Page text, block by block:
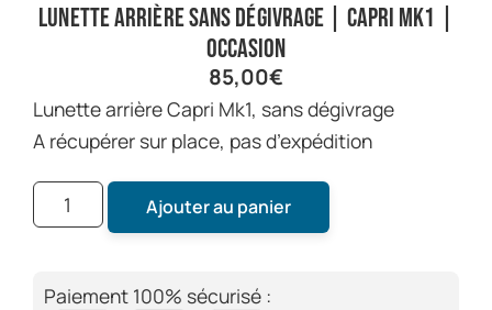
Lunette arrière sans dégivrage | Capri Mk1 |
Occasion
85,00€
Lunette arrière Capri Mk1, sans dégivrage
A récupérer sur place, pas d’expédition
Ajouter au panier
Paiement 100% sécurisé :